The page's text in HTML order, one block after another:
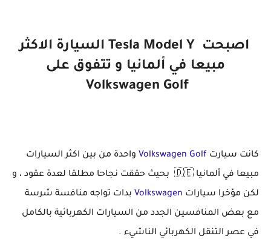
اصبحت Tesla Model Y السيارة الاكثر
مبيعا في ألمانيا و تتفوق على
Volkswagen Golf
كانت سيارت Volkswagen Golf واحدة من بين اكثر السيارات
مبيعا في ألمانيا 🇩🇪 بحيث حققت نجاحا مطلقا لعدة عقود ، و
لكن مؤخرا سيارات Volkswagen بدات تواجه منافسة شرسة
مع بعض المنافسين الجدد من السيارات الكهربائية بالكامل
في عصر التنقل الكهربائي الناشيء .